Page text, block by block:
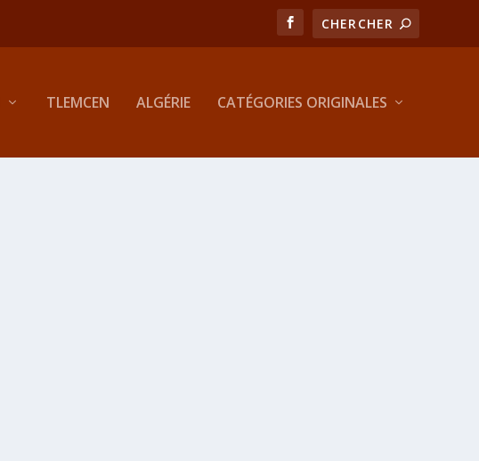
TLEMCEN ALGÉRIE CATÉGORIES ORIGINALES